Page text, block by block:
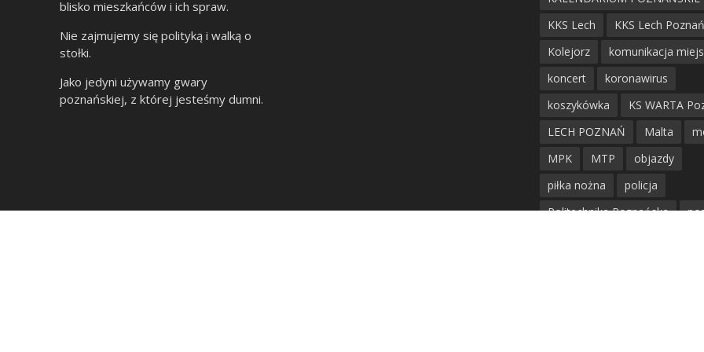
blisko mieszkańców i ich spraw.
Nie zajmujemy się polityką i walką o
stołki.
Jako jedyni używamy gwary
poznańskiej, z której jesteśmy dumni.
KKS Lech
KKS Lech Poznań
Kolejorz
komunikacja
koncert
koronawirus
koszykówka
KS WARTA
LECH POZNAŃ
Malta
MPK
MTP
objazdy
piłka nożna
policja
Politechnika Poznańska